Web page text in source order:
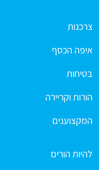
צרכנות
איפה הכסף
בטיחות
הורות וקריירה
המקצוענים
להיות הורים